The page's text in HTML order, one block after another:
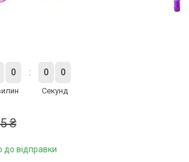
0 0 0
Секунд
₴
до відправки